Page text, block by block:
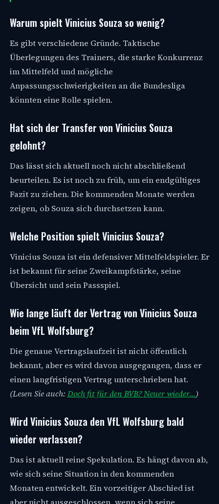
Warum spielt Vinicius Souza so wenig?
Es gibt verschiedene Gründe. Taktische
Überlegungen des Trainers, die starke Konkurrenz
im Mittelfeld und mögliche
Anpassungsschwierigkeiten an die Bundesliga
könnten eine Rolle spielen.
Hat sich der Transfer von Vinicius Souza
gelohnt?
Das lässt sich aktuell noch nicht abschließend
beurteilen. Es ist noch zu früh, um ein endgültiges
Fazit zu ziehen. Die kommenden Monate werden
zeigen, ob Souza sich durchsetzen kann.
Welche Position spielt Vinicius Souza?
Vinicius Souza ist ein defensiver Mittelfeldspieler. Er
ist bekannt für seine Zweikampfstärke, seine
Übersicht und sein Passspiel.
Wie lange läuft der Vertrag von Vinicius Souza
beim VfL Wolfsburg?
Die genaue Vertragslaufzeit ist nicht öffentlich
bekannt, aber es wird davon ausgegangen, dass er
einen langfristigen Vertrag unterschrieben hat.
(Lesen Sie auch: Doch fit für den BVB? Neuer wieder…)
Wird Vinicius Souza den VfL Wolfsburg bald
wieder verlassen?
Das ist aktuell reine Spekulation. Es hängt davon ab,
wie sich seine Situation in den kommenden
Monaten entwickelt. Ein vorzeitiger Abschied ist